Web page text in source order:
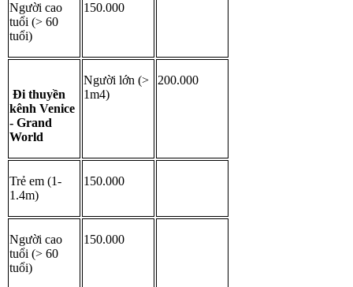
Người cao
tuổi (> 60
tuổi)
150.000
Đi thuyền
kênh Venice
- Grand
World
Người lớn (>
1m4)
200.000
Trẻ em (1-
1.4m)
150.000
Người cao
tuổi (> 60
tuổi)
150.000